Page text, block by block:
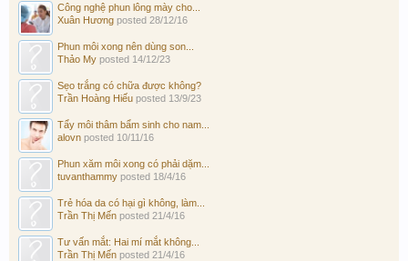
Công nghệ phun lông mày cho...
Xuân Hương posted 28/12/16
Phun môi xong nên dùng son...
Thảo My posted 14/12/23
Sẹo trắng có chữa được không?
Trần Hoàng Hiếu posted 13/9/23
Tẩy môi thâm bẩm sinh cho nam...
alovn posted 10/11/16
Phun xăm môi xong có phải dặm...
tuvanthammy posted 18/4/16
Trẻ hóa da có hại gì không, làm...
Trần Thị Mến posted 21/4/16
Tư vấn mắt: Hai mí mắt không...
Trần Thị Mến posted 21/4/16